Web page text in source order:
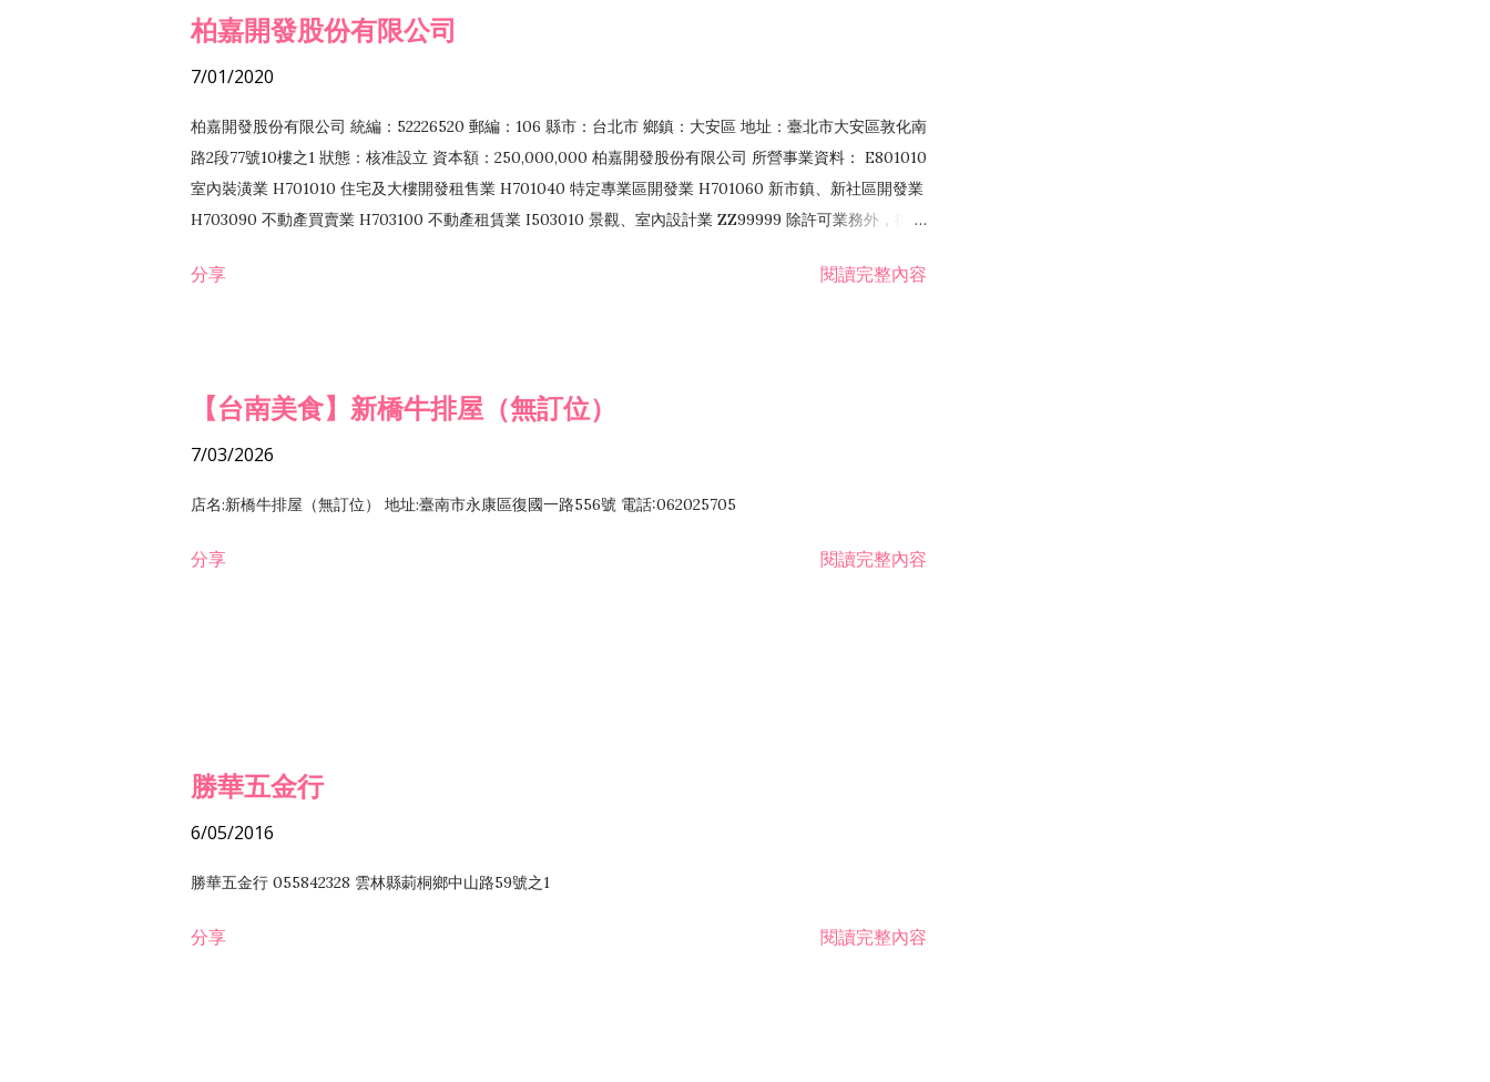
柏嘉開發股份有限公司
7/01/2020
柏嘉開發股份有限公司 統編：52226520 郵編：106 縣市：台北市 鄉鎮：大安區 地址：臺北市大安區敦化南
路2段77號10樓之1 狀態：核准設立 資本額：250,000,000 柏嘉開發股份有限公司 所營事業資料： E801010
室內裝潢業 H701010 住宅及大樓開發租售業 H701040 特定專業區開發業 H701060 新市鎮、新社區開發業
H703090 不動產買賣業 H703100 不動產租賃業 I503010 景觀、室內設計業 ZZ99999 除許可業務外，得經
分享 閱讀完整內容
【台南美食】新橋牛排屋（無訂位）
7/03/2026
店名:新橋牛排屋（無訂位） 地址:臺南市永康區復國一路556號 電話:062025705
分享 閱讀完整內容
勝華五金行
6/05/2016
勝華五金行 055842328 雲林縣莿桐鄉中山路59號之1
分享 閱讀完整內容